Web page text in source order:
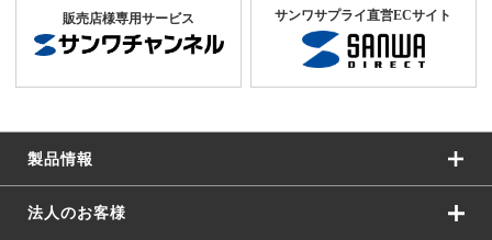
販売店様専用サービス サンワサプライ直営ECサイト
製品情報
法人のお客様